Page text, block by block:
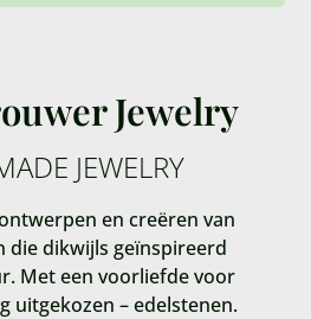
Jewelry
JEWELRY
en creëren van
die dikwijls geïnspireerd
Met een voorliefde voor
uitgekozen – edelstenen.